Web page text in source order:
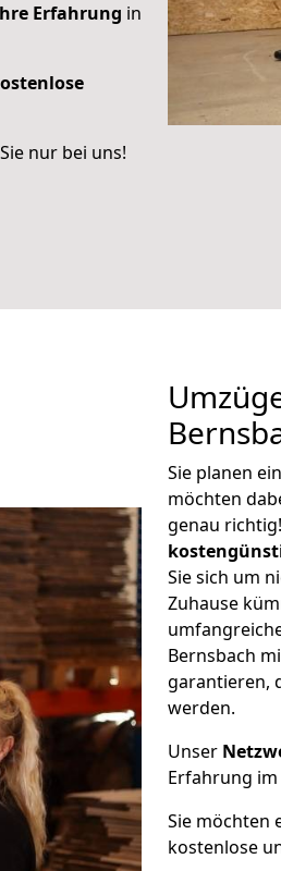
Erfahrung in
nur bei uns!
Sie planen
möchten
genau
Sie sich um
Zuhause
Bernsbach
garantieren,
werden.
Unser
Erfahrung
Sie möchten
kostenlose